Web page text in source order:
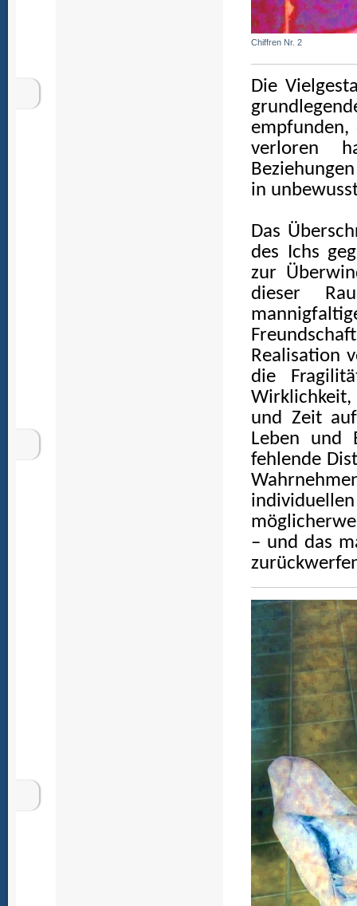
Chiffren Nr. 2
Die
empfunden,
verloren
in
Das
des Ichs
zur
dieser
Realisation
die
und Zeit
Leben und
fehlende
– und das